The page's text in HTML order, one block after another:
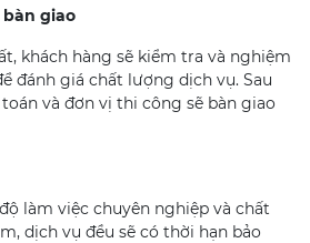
giao
khách hàng sẽ kiểm tra và nghiệm
đánh giá chất lượng dịch vụ. Sau
và đơn vị thi công sẽ bàn giao
làm việc chuyên nghiệp và chất
dịch vụ đều sẽ có thời hạn bảo